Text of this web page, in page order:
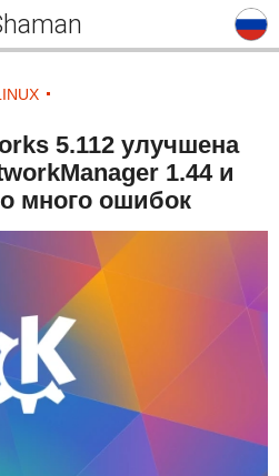
5.112 улучшена
1.44 и
много ошибок